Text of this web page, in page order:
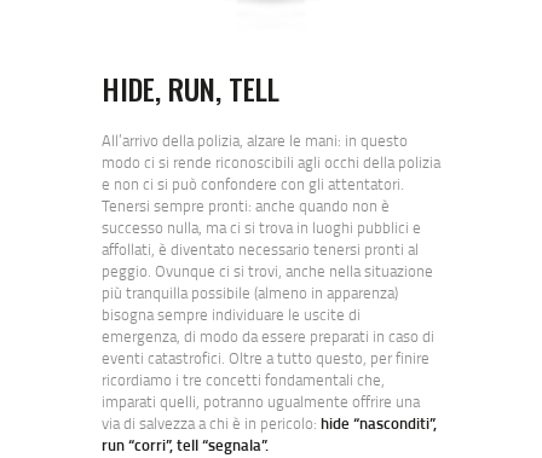
HIDE, RUN, TELL
All’arrivo della polizia, alzare le mani: in questo
modo ci si rende riconoscibili agli occhi della polizia
e non ci si può confondere con gli attentatori.
Tenersi sempre pronti: anche quando non è
successo nulla, ma ci si trova in luoghi pubblici e
affollati, è diventato necessario tenersi pronti al
peggio. Ovunque ci si trovi, anche nella situazione
più tranquilla possibile (almeno in apparenza)
bisogna sempre individuare le uscite di
emergenza, di modo da essere preparati in caso di
eventi catastrofici. Oltre a tutto questo, per finire
ricordiamo i tre concetti fondamentali che,
imparati quelli, potranno ugualmente offrire una
via di salvezza a chi è in pericolo: hide “nasconditi”,
run “corri”, tell “segnala”.